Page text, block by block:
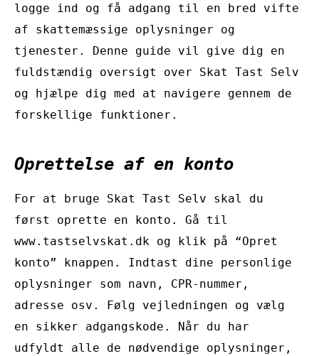
logge ind og få adgang til en bred vifte
af skattemæssige oplysninger og
tjenester. Denne guide vil give dig en
fuldstændig oversigt over Skat Tast Selv
og hjælpe dig med at navigere gennem de
forskellige funktioner.
Oprettelse af en konto
For at bruge Skat Tast Selv skal du
først oprette en konto. Gå til
www.tastselvskat.dk og klik på “Opret
konto” knappen. Indtast dine personlige
oplysninger som navn, CPR-nummer,
adresse osv. Følg vejledningen og vælg
en sikker adgangskode. Når du har
udfyldt alle de nødvendige oplysninger,